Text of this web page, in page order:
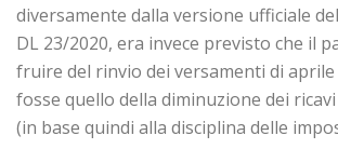
diversamente dalla versione ufficiale del
DL 23/2020, era invece previsto che il
fruire del rinvio dei versamenti di aprile
fosse quello della diminuzione dei
(in base quindi alla disciplina delle